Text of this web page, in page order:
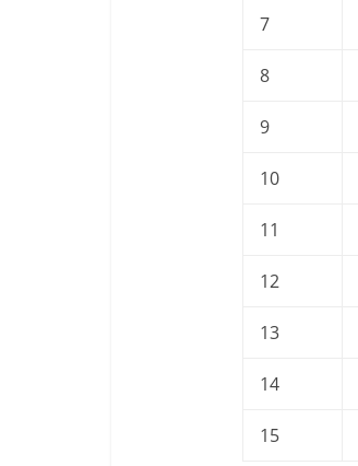
7
8
9
10
11
12
13
14
15